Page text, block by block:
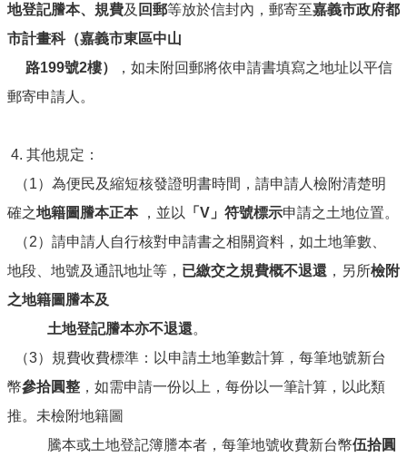
地登記謄本、規費及 回郵等放於信封內，郵寄至嘉義市政府都
市計畫科（嘉義市東區中山
路199號2樓）
，如未附回郵將依申請書填寫之地址以平信
郵寄申請人。
4. 其他規定：
（1）為便民及縮短核發證明書時間，請申請人檢附清楚明
確之地籍圖謄本正本，並以 「V」符號標示申請之土地位置。
（2）請申請人自行核對申請書之相關資料，如土地筆數、
地段、地號及通訊地址等， 已繳交之規費概不退還 ，另所檢附
之地籍圖謄本及
土地登記謄本亦不退還。
（3）規費收費標準：以申請土地筆數計算，每筆地號新台
幣參拾圓整 ，如需申請一份以上，每份以一筆計算，以此類
推。未檢附地籍圖
騰本或土地登記簿謄本者，每筆地號收費新台幣伍拾圓